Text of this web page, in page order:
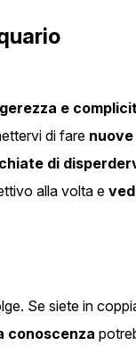
e
di fare
di
alla volta e
Se siete in
conoscenza